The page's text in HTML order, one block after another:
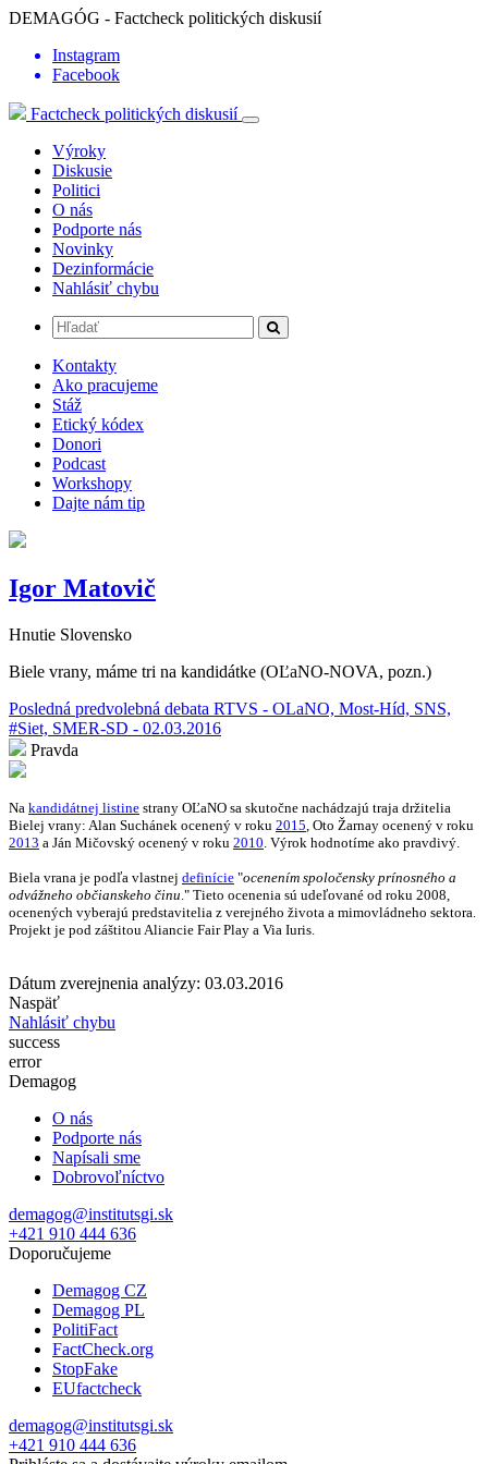
DEMAGÓG - Factcheck politických diskusií
Instagram
Facebook
Factcheck politických diskusií
Výroky
Diskusie
Politici
O nás
Podporte nás
Novinky
Dezinformácie
Nahlásiť chybu
Kontakty
Ako pracujeme
Stáž
Etický kódex
Donori
Podcast
Workshopy
Dajte nám tip
Igor Matovič
Hnutie Slovensko
Biele vrany, máme tri na kandidátke (OĽaNO-NOVA, pozn.)
Posledná predvolebná debata RTVS - OLaNO, Most-Híd, SNS,
#Siet, SMER-SD - 02.03.2016
Pravda
Na kandidátnej listine strany OĽaNO sa skutočne nachádzajú traja držitelia
Bielej vrany: Alan Suchánek ocenený v roku 2015 , Oto Žarnay ocenený v roku
2013 a Ján Mičovský ocenený v roku 2010 . Výrok hodnotíme ako pravdivý.
Biela vrana je podľa vlastnej definície "ocenením spoločensky prínosného a
odvážneho občianskeho činu ." Tieto ocenenia sú udeľované od roku 2008,
ocenených vyberajú predstavitelia z verejného života a mimovládneho sektora.
Projekt je pod záštitou Aliancie Fair Play a Via Iuris.
Dátum zverejnenia analýzy: 03.03.2016
Naspäť
Nahlásiť chybu
success
error
Demagog
O nás
Podporte nás
Napísali sme
Dobrovoľníctvo
demagog@institutsgi.sk
+421 910 444 636
Doporučujeme
Demagog CZ
Demagog PL
PolitiFact
FactCheck.org
StopFake
EUfactcheck
demagog@institutsgi.sk
+421 910 444 636